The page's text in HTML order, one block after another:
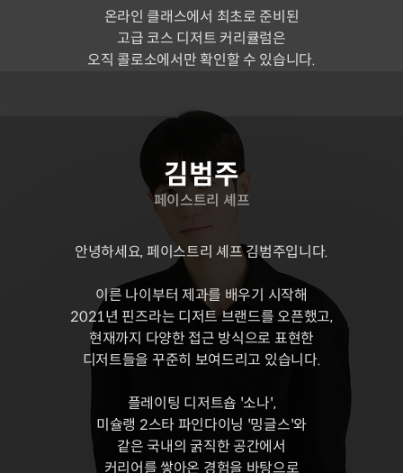
온라인 클래스에서 최초로 준비된
고급 코스 디저트 커리큘럼은
오직 콜로소에서만 확인할 수 있습니다.
김범주
페이스트리 셰프
안녕하세요, 페이스트리 셰프 김범주입니다.
이른 나이부터 제과를 배우기 시작해
2021년 핀즈라는 디저트 브랜드를 오픈했고,
현재까지 다양한 접근 방식으로 표현한
디저트들을 꾸준히 보여드리고 있습니다.
플레이팅 디저트숍 '소나',
미슐랭 2스타 파인다이닝 '밍글스'와
같은 국내의 굵직한 공간에서
커리어를 쌓아온 경험을 바탕으로